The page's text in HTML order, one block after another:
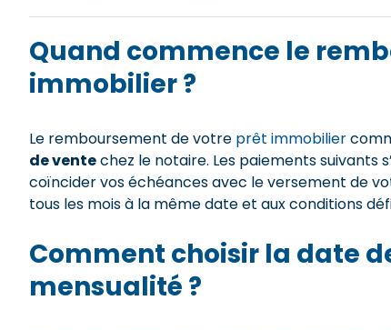
Quand commence le
immobilier ?
Le remboursement de votre prêt immobilier
de ventechez le notaire. Les paiements suivants
coïncider vos échéances avec le versement de
tous les mois à la même date et aux conditions
Comment choisir la date
mensualité ?